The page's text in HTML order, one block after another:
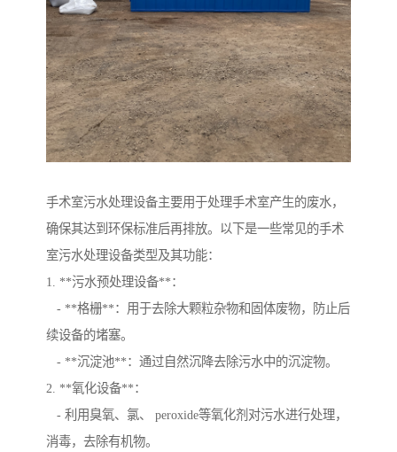
手术室污水处理设备主要用于处理手术室产生的废水，
确保其达到环保标准后再排放。以下是一些常见的手术
室污水处理设备类型及其功能：
1. **污水预处理设备**：
- **格栅**：用于去除大颗粒杂物和固体废物，防止后
续设备的堵塞。
- **沉淀池**：通过自然沉降去除污水中的沉淀物。
2. **氧化设备**：
- 利用臭氧、氯、 peroxide等氧化剂对污水进行处理，
消毒，去除有机物。